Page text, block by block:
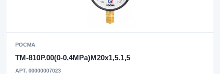
РОСМА
ТМ-810Р.00(0-0,4MPa)M20x1,5.1,5
АРТ. 00000007023